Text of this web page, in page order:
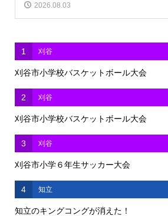
2026.08.03
1 刈谷
刈谷市小学校バスケットボール大会
2 刈谷
刈谷市小学校バスケットボール大会
3 刈谷
刈谷市小学６年生サッカー大会
4 知立
知立のキングコングが消えた！